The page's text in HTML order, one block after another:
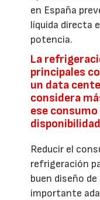
en España
líquida directa
potencia.
La
principales
un data
considera
ese
Reducir el
refrigeración
buen diseño
importante